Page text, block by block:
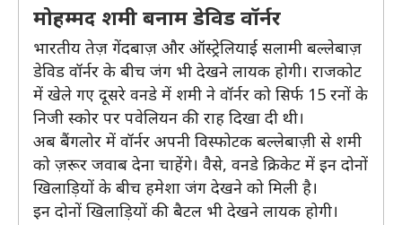
मोहम्मद शमी बनाम डेविड वॉर्नर
भारतीय तेज़ गेंदबाज़ और ऑस्ट्रेलियाई सलामी बल्लेबाज़
डेविड वॉर्नर के बीच जंग भी देखने लायक होगी। राजकोट
में खेले गए दूसरे वनडे में शमी ने वॉर्नर को सिर्फ 15 रनों के
निजी स्कोर पर पवेलियन की राह दिखा दी थी।
अब बैंगलोर में वॉर्नर अपनी विस्फोटक बल्लेबाज़ी से शमी
को ज़रूर जवाब देना चाहेंगे। वैसे, वनडे क्रिकेट में इन दोनों
खिलाड़ियों के बीच हमेशा जंग देखने को मिली है।
इन दोनों खिलाड़ियों की बैटल भी देखने लायक होगी।